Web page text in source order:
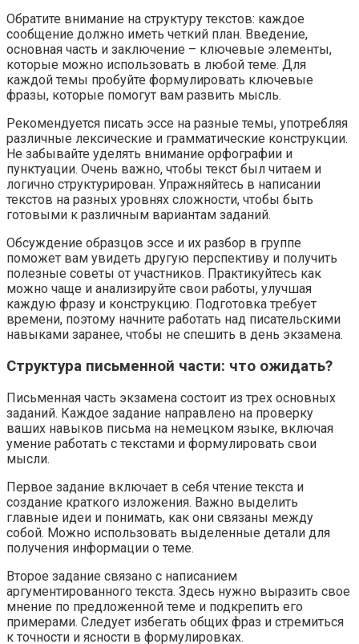
Обратите внимание на структуру текстов: каждое
сообщение должно иметь четкий план. Введение,
основная часть и заключение – ключевые элементы,
которые можно использовать в любой теме. Для
каждой темы пробуйте формулировать ключевые
фразы, которые помогут вам развить мысль.
Рекомендуется писать эссе на разные темы, употребляя
различные лексические и грамматические конструкции.
Не забывайте уделять внимание орфографии и
пунктуации. Очень важно, чтобы текст был читаем и
логично структурирован. Упражняйтесь в написании
текстов на разных уровнях сложности, чтобы быть
готовыми к различным вариантам заданий.
Обсуждение образцов эссе и их разбор в группе
поможет вам увидеть другую перспективу и получить
полезные советы от участников. Практикуйтесь как
можно чаще и анализируйте свои работы, улучшая
каждую фразу и конструкцию. Подготовка требует
времени, поэтому начните работать над писательскими
навыками заранее, чтобы не спешить в день экзамена.
Структура письменной части: что ожидать?
Письменная часть экзамена состоит из трех основных
заданий. Каждое задание направлено на проверку
ваших навыков письма на немецком языке, включая
умение работать с текстами и формулировать свои
мысли.
Первое задание включает в себя чтение текста и
создание краткого изложения. Важно выделить
главные идеи и понимать, как они связаны между
собой. Можно использовать выделенные детали для
получения информации о теме.
Второе задание связано с написанием
аргументированного текста. Здесь нужно выразить свое
мнение по предложенной теме и подкрепить его
примерами. Следует избегать общих фраз и стремиться
к точности и ясности в формулировках.